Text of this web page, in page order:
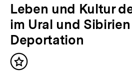
Leben und Kultur
im Ural und
Deportation
Inhalt